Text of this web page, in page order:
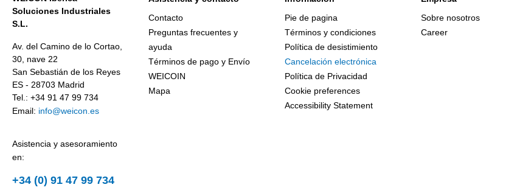
Soluciones Industriales
S.L.
Av. del Camino de lo Cortao,
30, nave 22
San Sebastián de los Reyes
ES - 28703 Madrid
Tel.: +34 91 47 99 734
Email: info@weicon.es
Asistencia y asesoramiento
en:
+34 (0) 91 47 99 734
Contacto
Preguntas frecuentes y
ayuda
Términos de pago y Envío
WEICOIN
Mapa
Pie de pagina
Términos y condiciones
Política de desistimiento
Cancelación electrónica
Política de Privacidad
Cookie preferences
Accessibility Statement
Sobre nosotros
Career